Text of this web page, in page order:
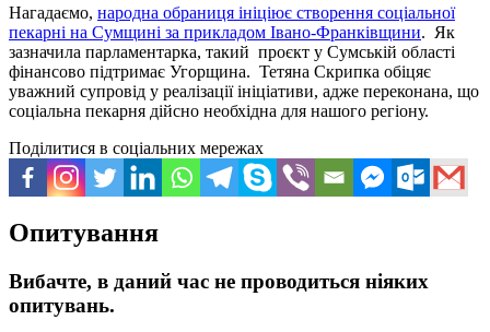
Нагадаємо, народна обраниця ініціює створення соціальної
пекарні на Сумщині за прикладом Івано-Франківщини. Як
зазначила парламентарка, такий проєкт у Сумській області
фінансово підтримає Угорщина. Тетяна Скрипка обіцяє
уважний супровід у реалізації ініціативи, адже переконана, що
соціальна пекарня дійсно необхідна для нашого регіону.
Поділитися в соціальних мережах
Опитування
Вибачте, в даний час не проводиться ніяких
опитувань.